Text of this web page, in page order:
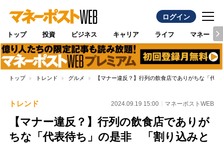
ログイン
トップ 投資 ビジネス キャリア ライフ マネー
トップ トレンド グルメ 【マナー違反？】行列の飲食店でありがちな「
トレンド 2024.09.19 15:00 マネーポストWEB
【マナー違反？】行列の飲食店でありが
ちな「代表待ち」の是非 「割り込みと